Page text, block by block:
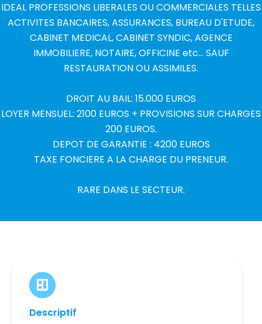
IDEAL PROFESSIONS LIBERALES OU COMMERCIALES TELLES
ACTIVITES BANCAIRES, ASSURANCES, BUREAU D'ETUDE,
CABINET MEDICAL, CABINET SYNDIC, AGENCE
IMMOBILIERE, NOTAIRE, OFFICINE etc... SAUF
RESTAURATION OU ASSIMILES.
DROIT AU BAIL: 15.000 EUROS
LOYER MENSUEL: 2100 EUROS + PROVISIONS SUR CHARGES
200 EUROS.
DEPOT DE GARANTIE : 4200 EUROS
TAXE FONCIERE A LA CHARGE DU PRENEUR.
RARE DANS LE SECTEUR.
Descriptif